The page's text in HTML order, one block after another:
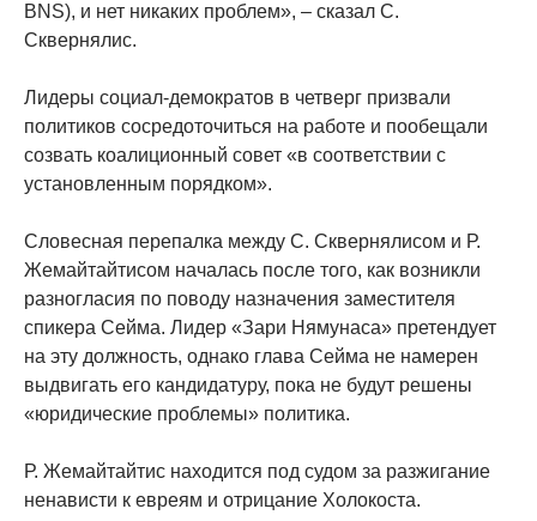
BNS), и нет никаких проблем», – сказал С.
Сквернялис.
Лидеры социал-демократов в четверг призвали
политиков сосредоточиться на работе и пообещали
созвать коалиционный совет «в соответствии с
установленным порядком».
Словесная перепалка между С. Сквернялисом и Р.
Жемайтайтисом началась после того, как возникли
разногласия по поводу назначения заместителя
спикера Сейма. Лидер «Зари Нямунаса» претендует
на эту должность, однако глава Сейма не намерен
выдвигать его кандидатуру, пока не будут решены
«юридические проблемы» политика.
Р. Жемайтайтис находится под судом за разжигание
ненависти к евреям и отрицание Холокоста.